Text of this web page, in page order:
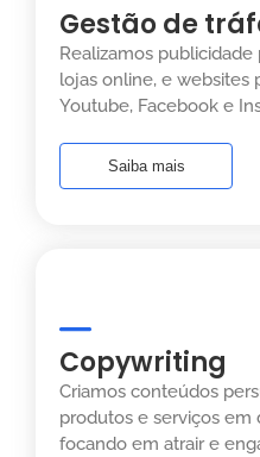
Gestão de
Realizamos publicidade
lojas online, e websites
Youtube, Facebook e
Saiba mais
Copywriting
Criamos conteúdos
produtos e serviços em
focando em atrair e